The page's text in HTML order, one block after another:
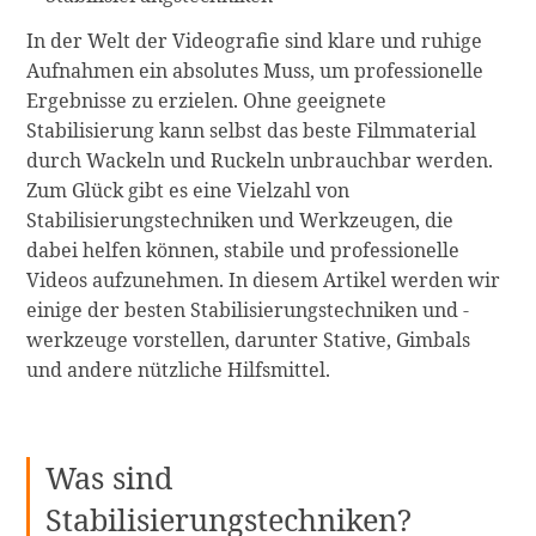
In der Welt der Videografie sind klare und ruhige
Aufnahmen ein absolutes Muss, um professionelle
Ergebnisse zu erzielen. Ohne geeignete
Stabilisierung kann selbst das beste Filmmaterial
durch Wackeln und Ruckeln unbrauchbar werden.
Zum Glück gibt es eine Vielzahl von
Stabilisierungstechniken und Werkzeugen, die
dabei helfen können, stabile und professionelle
Videos aufzunehmen. In diesem Artikel werden wir
einige der besten Stabilisierungstechniken und -
werkzeuge vorstellen, darunter Stative, Gimbals
und andere nützliche Hilfsmittel.
Was sind
Stabilisierungstechniken?